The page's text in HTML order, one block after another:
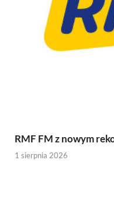
RMF FM z nowym
1 sierpnia 2026